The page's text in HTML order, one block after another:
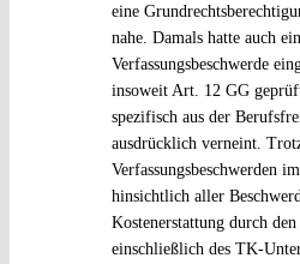
eine
nahe. Damals hatte auch
Verfassungsbeschwerde
insoweit Art. 12 GG
spezifisch aus der
ausdrücklich verneint.
Verfassungsbeschwerden
hinsichtlich aller
Kostenerstattung durch
einschließlich des TK-